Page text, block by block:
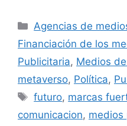
Categorías
Agencias de
Financiación de los
Publicitaria, Medios
metaverso, Política,
Etiquetas
futuro, marcas
comunicacion, medios